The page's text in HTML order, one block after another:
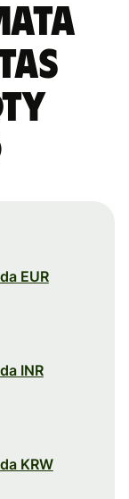
EUR
INR
KRW